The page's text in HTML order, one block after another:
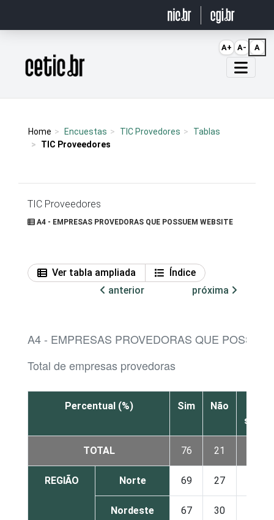
Página inicial
Home Encuestas TIC Provedores
Tablas
TIC Proveedores
TIC Proveedores
A4 - EMPRESAS PROVEDORAS QUE POSSUEM WEBSITE
Ver tabla ampliada
Índice
anterior
próxima
A4 - EMPRESAS PROVEDORAS QUE
Total de empresas provedoras
Percentual (%) Sim Não
sabe
TOTAL 76 21
REGIÃO Norte 69 27
Nordeste 67 30
A+ A- A